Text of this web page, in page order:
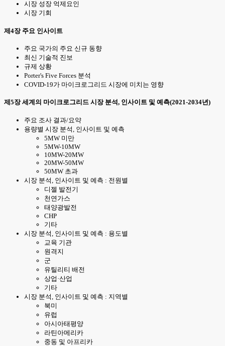
시장 성장 억제요인
시장 기회
제4장 주요 인사이트
주요 국가의 주요 신규 동향
최신 기술적 진보
규제 상황
Porter's Five Forces 분석
COVID-19가 마이크로그리드 시장에 미치는 영향
제5장 세계의 마이크로그리드 시장 분석, 인사이트 및 예측(2021-2034년)
주요 조사 결과/요약
용량별 시장 분석, 인사이트 및 예측
5MW 미만
5MW-10MW
10MW-20MW
20MW-50MW
50MW 초과
시장 분석, 인사이트 및 예측 : 전원별
디젤 발전기
천연가스
태양광발전
CHP
기타
시장 분석, 인사이트 및 예측 : 용도별
교육 기관
원격지
군
유틸리티 배전
상업·산업
기타
시장 분석, 인사이트 및 예측 : 지역별
북미
유럽
아시아태평양
라틴아메리카
중동 및 아프리카